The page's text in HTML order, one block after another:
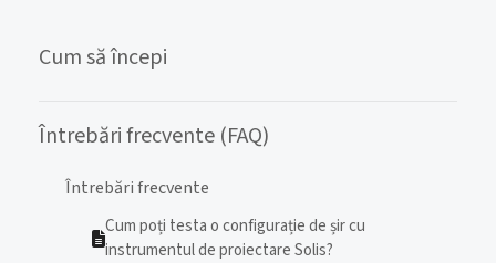
Cum să începi
Întrebări frecvente (FAQ)
Întrebări frecvente
Cum poți testa o configurație de șir cu
instrumentul de proiectare Solis?